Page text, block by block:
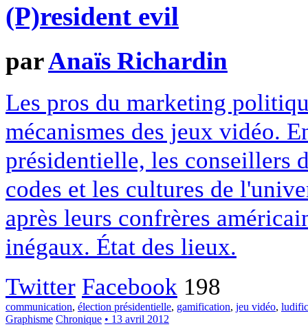
(P)resident evil
parAnaïs Richardin
Les pros du marketing
mécanismes des jeux vidéo.
présidentielle, les conseillers
codes et les cultures de
après leurs confrères
inégaux. État des lieux.
Twitter Facebook 198
communication, élection présidentielle, gamification, jeu vidéo,
Graphisme Chronique • 13 avril 2012